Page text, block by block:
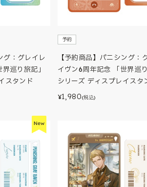
グ：グレイレ
巡り旅記」
スタンド
予約
【予約商品】パニシング：
イヴン6周年記念 「世界巡
シリーズ ディスプレイスタ
¥1,980(税込)